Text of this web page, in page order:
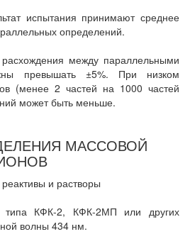
испытания принимают среднее
определений.
между параллельными
превышать ±5%. При низком
(менее 2 частей на 1000 частей
может быть меньше.
МАССОВОЙ
и растворы
типа КФК-2, КФК-2МП или других
волны 434 нм.